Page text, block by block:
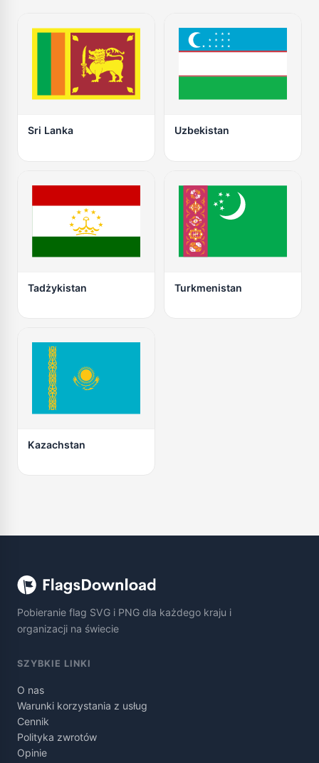
Sri Lanka Uzbekistan
Tadżykistan Turkmenistan
Kazachstan
Pobieranie flag SVG i PNG dla każdego kraju i
organizacji na świecie
SZYBKIE LINKI
O nas
Warunki korzystania z usług
Cennik
Polityka zwrotów
Opinie